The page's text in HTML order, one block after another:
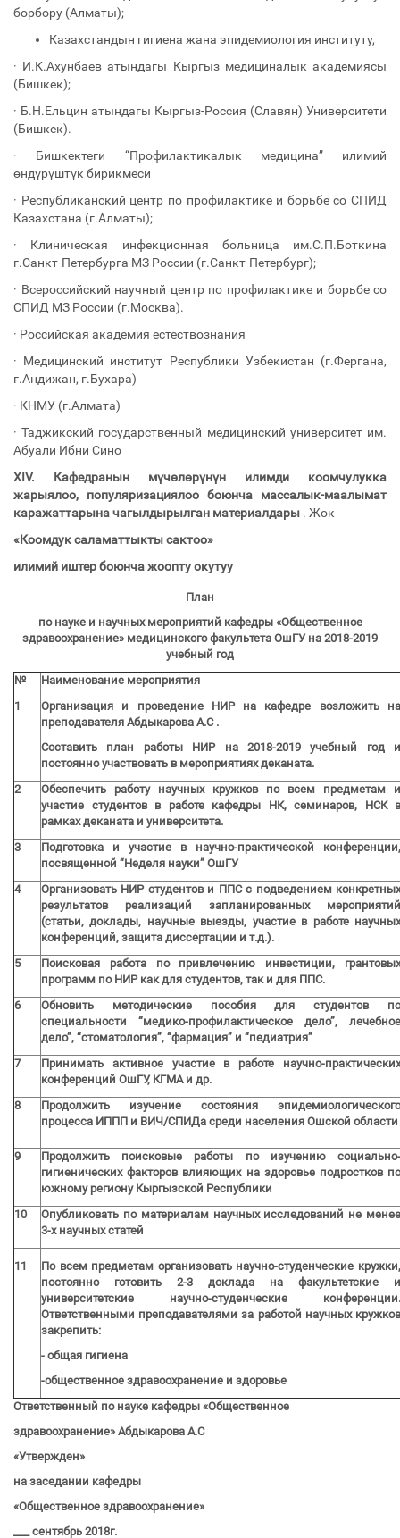
борбору (Алматы);
Казахстандын гигиена жана эпидемиология институту,
· И.К.Ахунбаев атындагы Кыргыз медициналык академиясы
(Бишкек);
· Б.Н.Ельцин атындагы Кыргыз-Россия (Славян) Университети
(Бишкек).
· Бишкектеги “Профилактикалык медицина” илимий
өндүрүштүк бирикмеси
· Республиканский центр по профилактике и борьбе со СПИД
Казахстана (г.Алматы);
· Клиническая инфекционная больница им.С.П.Боткина
г.Санкт-Петербурга МЗ России (г.Санкт-Петербург);
· Всероссийский научный центр по профилактике и борьбе со
СПИД МЗ России (г.Москва).
· Российская академия естествознания
· Медицинский институт Республики Узбекистан (г.Фергана,
г.Андижан, г.Бухара)
· КНМУ (г.Алмата)
· Таджикский государственный медицинский университет им.
Абуали Ибни Сино
XIV. Кафедранын мүчөлөрүнүн илимди коомчулукка
жарыялоо, популяризациялоо боюнча массалык-маалымат
каражаттарына чагылдырылган материалдары . Жок
«Коомдук саламаттыкты сактоо»
илимий иштер боюнча жоопту окутуу
План
по науке и научных мероприятий кафедры «Общественное
здравоохранение» медицинского факультета ОшГУ на 2018-2019
учебный год
№
Наименование мероприятия
1
Организация и проведение НИР на кафедре возложить на
преподавателя Абдыкарова А.С .
Составить план работы НИР на 2018-2019 учебный год и
постоянно участвовать в мероприятиях деканата.
2
Обеспечить работу научных кружков по всем предметам и
участие студентов в работе кафедры НК, семинаров, НСК в
рамках деканата и университета.
3
Подготовка и участие в научно-практической конференции,
посвященной “Неделя науки” ОшГУ
4
Организовать НИР студентов и ППС с подведением конкретных
результатов реализаций запланированных мероприятий
(статьи, доклады, научные выезды, участие в работе научных
конференций, защита диссертации и т.д.).
5
Поисковая работа по привлечению инвестиции, грантовых
программ по НИР как для студентов, так и для ППС.
6
Обновить методические пособия для студентов по
специальности “медико-профилактическое дело”, лечебное
дело”, “стоматология”, “фармация” и “педиатрия”
7
Принимать активное участие в работе научно-практических
конференций ОшГУ, КГМА и др.
8
Продолжить изучение состояния эпидемиологического
процесса ИППП и ВИЧ/СПИДа среди населения Ошской области
9
Продолжить поисковые работы по изучению социально-
гигиенических факторов влияющих на здоровье подростков по
южному региону Кыргызской Республики
10
Опубликовать по материалам научных исследований не менее
3-х научных статей
11
По всем предметам организовать научно-студенческие кружки,
постоянно готовить 2-3 доклада на факультетские и
университетские научно-студенческие конференции.
Ответственными преподавателями за работой научных кружков
закрепить:
- общая гигиена
-общественное здравоохранение и здоровье
Ответственный по науке кафедры «Общественное
здравоохранение» Абдыкарова А.С
«Утвержден»
на заседании кафедры
«Общественное здравоохранение»
___ сентябрь 2018г.